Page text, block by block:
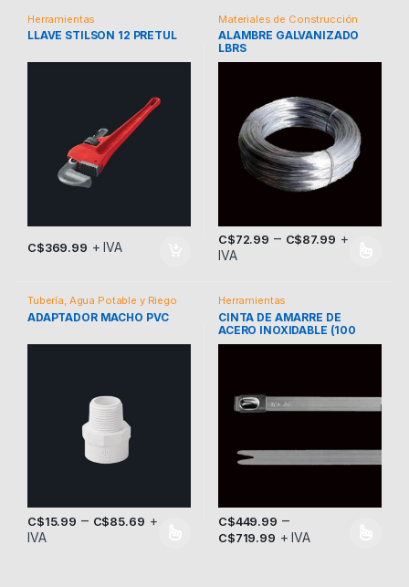
Herramientas
LLAVE STILSON 12 PRETUL
C$369.99 + IVA
Materiales de Construcción
ALAMBRE GALVANIZADO
LBRS
C$72.99 – C$87.99 +
IVA
Este producto tiene múltiples
Tubería, Agua Potable y Riego
ADAPTADOR MACHO PVC
C$15.99 – C$85.69 +
IVA
Este producto tiene múltiples variantes. Las opciones se
Herramientas
CINTA DE AMARRE DE
ACERO INOXIDABLE (100
UND) ZASC
C$449.99 –
C$719.99 + IVA
Este producto tiene múltiples